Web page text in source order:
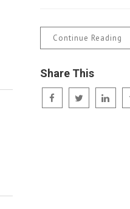
Continue Reading
Share This